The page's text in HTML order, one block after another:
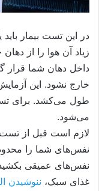
در این تست بیمار
زیاد آن هوا را از
داخل دهان شما قرار
طول می‌کشد. برای تست
می‌شود.
لازم است قبل از تست
نفس‌های شما را
نفس‌های عمیقی
غذای سبک، ننوشیدن